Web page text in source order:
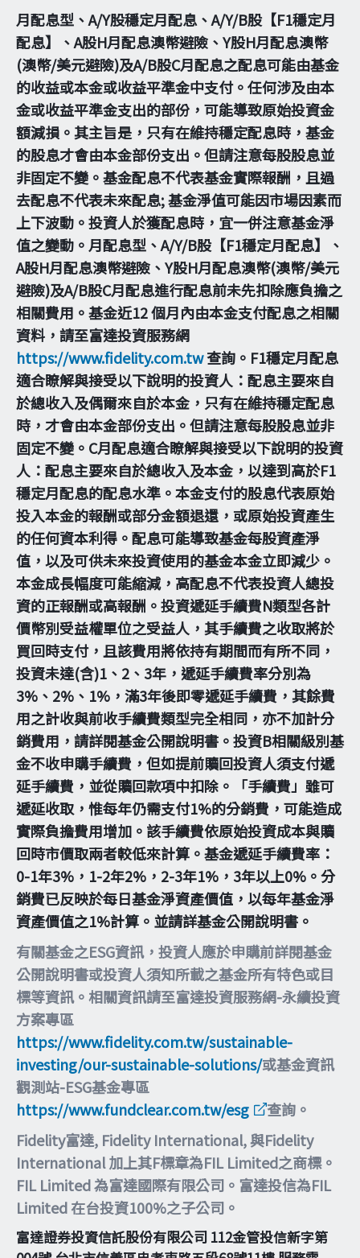
月配息型、A/Y股穩定月配息、A/Y/B股【F1穩定月
配息】、A股H月配息澳幣避險、Y股H月配息澳幣
(澳幣/美元避險)及A/B股C月配息之配息可能由基金
的收益或本金或收益平準金中支付。任何涉及由本
金或收益平準金支出的部份，可能導致原始投資金
額減損。其主旨是，只有在維持穩定配息時，基金
的股息才會由本金部份支出。但請注意每股股息並
非固定不變。基金配息不代表基金實際報酬，且過
去配息不代表未來配息; 基金淨值可能因市場因素而
上下波動。投資人於獲配息時，宜一併注意基金淨
值之變動。月配息型、A/Y/B股【F1穩定月配息】、
A股H月配息澳幣避險、Y股H月配息澳幣(澳幣/美元
避險)及A/B股C月配息進行配息前未先扣除應負擔之
相關費用。基金近12 個月內由本金支付配息之相關
資料，請至富達投資服務網
https://www.fidelity.com.tw查詢。F1穩定月配息
適合瞭解與接受以下說明的投資人：配息主要來自
於總收入及偶爾來自於本金，只有在維持穩定配息
時，才會由本金部份支出。但請注意每股股息並非
固定不變。C月配息適合瞭解與接受以下說明的投資
人：配息主要來自於總收入及本金，以達到高於F1
穩定月配息的配息水準。本金支付的股息代表原始
投入本金的報酬或部分金額退還，或原始投資產生
的任何資本利得。配息可能導致基金每股資產淨
值，以及可供未來投資使用的基金本金立即減少。
本金成長幅度可能縮減，高配息不代表投資人總投
資的正報酬或高報酬。投資遞延手續費N類型各計
價幣別受益權單位之受益人，其手續費之收取將於
買回時支付，且該費用將依持有期間而有所不同，
投資未達(含)1、2、3年，遞延手續費率分別為
3%、2%、1%，滿3年後即零遞延手續費，其餘費
用之計收與前收手續費類型完全相同，亦不加計分
銷費用，請詳閱基金公開說明書。投資B相關級別基
金不收申購手續費，但如提前贖回投資人須支付遞
延手續費，並從贖回款項中扣除。「手續費」雖可
遞延收取，惟每年仍需支付1%的分銷費，可能造成
實際負擔費用增加。該手續費依原始投資成本與贖
回時市價取兩者較低來計算。基金遞延手續費率：
0-1年3%，1-2年2%，2-3年1%，3年以上0%。分
銷費已反映於每日基金淨資產價值，以每年基金淨
資產價值之1%計算。並請詳基金公開說明書。
有關基金之ESG資訊，投資人應於申購前詳閱基金
公開說明書或投資人須知所載之基金所有特色或目
標等資訊。相關資訊請至富達投資服務網-永續投資
方案專區
https://www.fidelity.com.tw/sustainable-
investing/our-sustainable-solutions/或基金資訊
觀測站-ESG基金專區
https://www.fundclear.com.tw/esg
查詢。
Fidelity富達, Fidelity International, 與Fidelity
International 加上其F標章為FIL Limited之商標。
FIL Limited 為富達國際有限公司。富達投信為FIL
Limited 在台投資100%之子公司。
富達證券投資信託股份有限公司 112金管投信新字第